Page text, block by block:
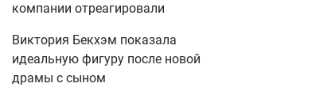
компании отреагировали
Виктория Бекхэм показала
идеальную фигуру после новой
драмы с сыном